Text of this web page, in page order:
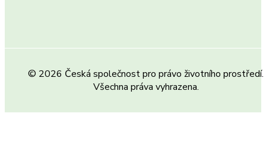
© 2026 Česká společnost pro právo životního prostředí.
Všechna práva vyhrazena.